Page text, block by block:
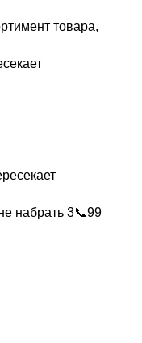
товара,
набрать 3📞99